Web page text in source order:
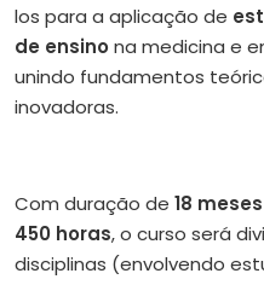
los para a aplicação de
de ensino na medicina e
unindo fundamentos
inovadoras.
Com duração de 18 meses
450 horas, o curso será
disciplinas (envolvendo